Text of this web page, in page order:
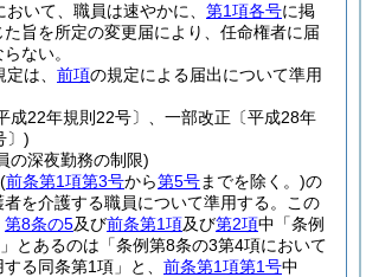
おいて、職員は速やかに、 第1項各号に掲
旨を所定の変更届により、任命権者に届
ない。
は、 前項の規定による届出について準用
成22年規則22号〕、一部改正〔平成28年
〕)
の深夜勤務の制限)
(前条第1項第3号から第5号までを除く。)の
を介護する職員について準用する。
この
第8条の5及び前条第1項及び第2項中「条例
とあるのは「条例第8条の3第4項において
る同条第1項」と、 前条第1項第1号中